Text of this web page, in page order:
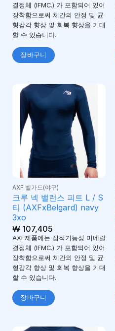
결정체 (IFMC.) 가 포함되어 있어
장착함으로써 체간의 안정 및 균
형감각 향상 및 회복 향상을 기대
할 수 있습니다.
장바구니
AXF 벨가드(야구)
크루 넥 밸런스 피트 L / S
티 (AXFxBelgard) navy
3xo
₩107,405
AXF제품에는 집적기능성 미네랄
결정체 (IFMC.) 가 포함되어 있어
장착함으로써 체간의 안정 및 균
형감각 향상 및 회복 향상을 기대
할 수 있습니다.
장바구니